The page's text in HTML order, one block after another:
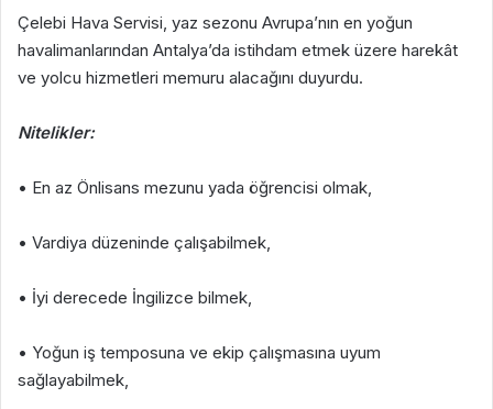
Çelebi Hava Servisi, yaz sezonu Avrupa’nın en yoğun
havalimanlarından Antalya’da istihdam etmek üzere harekât
ve yolcu hizmetleri memuru alacağını duyurdu.
Nitelikler:
• En az Önlisans mezunu yada öğrencisi olmak,
• Vardiya düzeninde çalışabilmek,
• İyi derecede İngilizce bilmek,
• Yoğun iş temposuna ve ekip çalışmasına uyum
sağlayabilmek,